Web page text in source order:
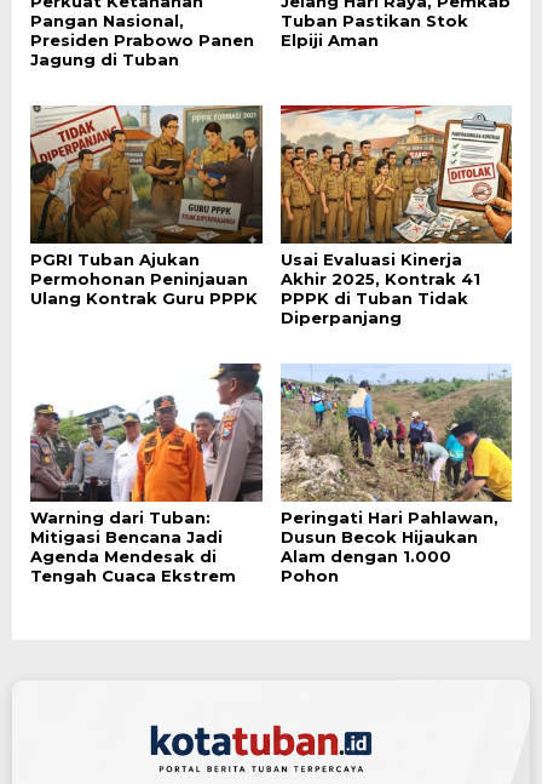
Pangan Nasional,
Presiden Prabowo Panen
Jagung di Tuban
Tuban Pastikan Stok
Elpiji Aman
PGRI Tuban Ajukan
Permohonan Peninjauan
Ulang Kontrak Guru PPPK
Usai Evaluasi Kinerja
Akhir 2025, Kontrak 41
PPPK di Tuban Tidak
Diperpanjang
Warning dari Tuban:
Mitigasi Bencana Jadi
Agenda Mendesak di
Tengah Cuaca Ekstrem
Peringati Hari Pahlawan,
Dusun Becok Hijaukan
Alam dengan 1.000
Pohon